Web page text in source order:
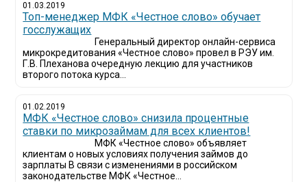
01.03.2019
Топ-менеджер МФК «Честное слово» обучает
госслужащих
Генеральный директор онлайн-сервиса
микрокредитования «Честное слово» провел в РЭУ им.
Г.В. Плеханова очередную лекцию для участников
второго потока курса...
01.02.2019
МФК «Честное слово» снизила процентные
ставки по микрозаймам для всех клиентов!
МФК «Честное слово» объявляет
клиентам о новых условиях получения займов до
зарплаты В связи с изменениями в российском
законодательстве МФК «Честное...